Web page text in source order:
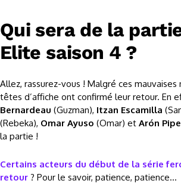
Qui sera de la
Elite saison 4 ?
Allez, rassurez-vous ! Malgré ces mauvaises
têtes d’affiche ont confirmé leur retour. En
Bernardeau (Guzman), Itzan Escamilla
(Rebeka), Omar Ayuso (Omar) et Arón
la partie !
Certains acteurs du début de la série
retour ? Pour le savoir, patience, patience…